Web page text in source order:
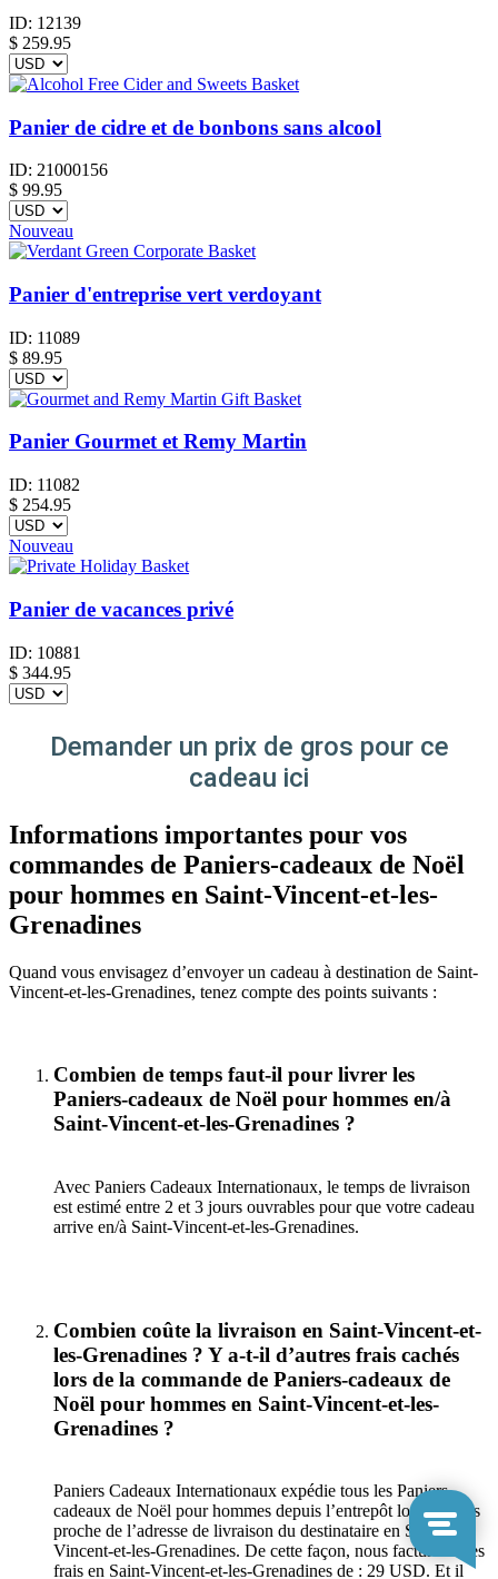
ID: 12139
$ 259.95
Panier de cidre et de bonbons sans alcool
ID: 21000156
$ 99.95
Nouveau
Panier d'entreprise vert verdoyant
ID: 11089
$ 89.95
Panier Gourmet et Remy Martin
ID: 11082
$ 254.95
Nouveau
Panier de vacances privé
ID: 10881
$ 344.95
Demander un prix de gros pour ce
cadeau ici
Informations importantes pour vos
commandes de Paniers-cadeaux de Noël
pour hommes en Saint-Vincent-et-les-
Grenadines
Quand vous envisagez d’envoyer un cadeau à destination de Saint-
Vincent-et-les-Grenadines, tenez compte des points suivants :
Combien de temps faut-il pour livrer les
Paniers-cadeaux de Noël pour hommes en/à
Saint-Vincent-et-les-Grenadines ?
Avec Paniers Cadeaux Internationaux, le temps de livraison
est estimé entre 2 et 3 jours ouvrables pour que votre cadeau
arrive en/à Saint-Vincent-et-les-Grenadines.
Combien coûte la livraison en Saint-Vincent-et-
les-Grenadines ? Y a-t-il d’autres frais cachés
lors de la commande de Paniers-cadeaux de
Noël pour hommes en Saint-Vincent-et-les-
Grenadines ?
Paniers Cadeaux Internationaux expédie tous les Paniers-
cadeaux de Noël pour hommes depuis l’entrepôt local le plus
proche de l’adresse de livraison du destinataire en Saint-
Vincent-et-les-Grenadines. De cette façon, nous facturons des
frais en Saint-Vincent-et-les-Grenadines de : 29 USD. Et il